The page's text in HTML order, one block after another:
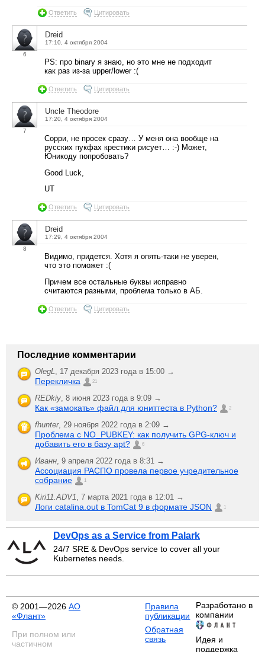
Ответить Цитировать
6
Dreid
17:10, 4 октября 2004
PS: про binary я знаю, но это мне не подходит
как раз из-за upper/lower :(
Ответить Цитировать
7
Uncle Theodore
17:20, 4 октября 2004
Сорри, не просек сразу… У меня она вообще на
русских пукфах крестики рисует… :-) Может,
Юникоду попробовать?
Good Luck,
UT
Ответить Цитировать
8
Dreid
17:29, 4 октября 2004
Видимо, придется. Хотя я опять-таки не уверен,
что это поможет :(
Причем все остальные буквы исправно
считаются разными, проблема только в АБ.
Ответить Цитировать
Последние комментарии
OlegL 17 декабря 2023 года в 15:00 →
Перекличка 21
REDkiy 8 июня 2023 года в 9:09 →
Как «замокать» файл для юниттеста в Python? 2
fhunter, 29 ноября 2022 года в 2:09 →
Проблема с NO_PUBKEY: как получить GPG-ключ и
добавить его в базу apt?
6
Иванн 9 апреля 2022 года в 8:31 →
Ассоциация РАСПО провела первое учредительное
собрание
1
Kiri11.ADV1 7 марта 2021 года в 12:01 →
Логи catalina.out в TomCat 9 в формате JSON 1
DevOps as a Service from Palark
24/7 SRE & DevOps service to cover all your
Kubernetes needs.
© 2001—2026 АО
«Флант»
При полном или
частичном
Правила
публикации
Обратная
связь
Разработано в
компании
Идея и
поддержка